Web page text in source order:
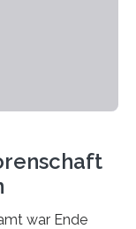
war Ende